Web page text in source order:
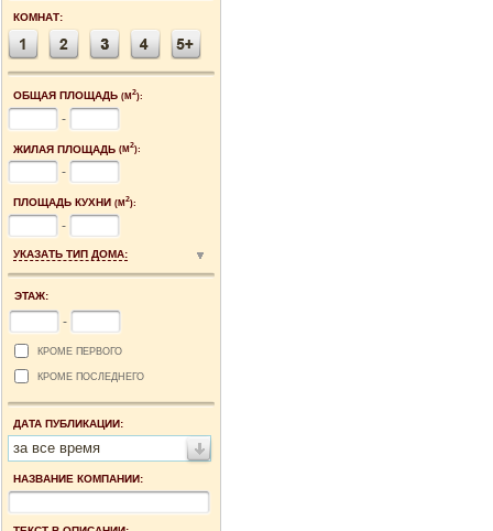
КОМНАТ:
ОБЩАЯ ПЛОЩАДЬ (М2):
-
ЖИЛАЯ ПЛОЩАДЬ (М2):
-
ПЛОЩАДЬ КУХНИ (М2):
-
УКАЗАТЬ ТИП ДОМА:
ЭТАЖ:
-
КРОМЕ ПЕРВОГО
КРОМЕ ПОСЛЕДНЕГО
ДАТА ПУБЛИКАЦИИ:
за все время
НАЗВАНИЕ КОМПАНИИ: